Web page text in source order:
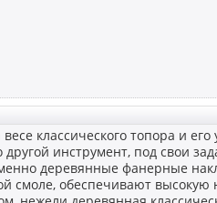
классического топора и
инструмент, под свои
деревянные фанерные
обеспечивают высокую